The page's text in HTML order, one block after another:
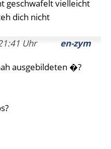
geschwafelt vielleicht
dich nicht
Uhr en-zym
ausgebildeten �?